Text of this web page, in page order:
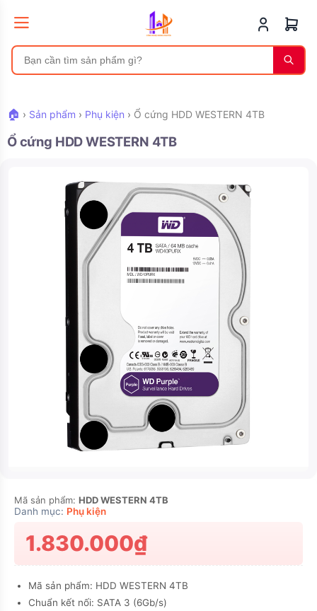
🏠 › Sản phẩm › Phụ kiện › Ổ cứng HDD WESTERN 4TB
Ổ cứng HDD WESTERN 4TB
Mã sản phẩm: HDD WESTERN 4TB
Danh mục: Phụ kiện
1.830.000₫
Mã sản phẩm: HDD WESTERN 4TB
Chuẩn kết nối: SATA 3 (6Gb/s)